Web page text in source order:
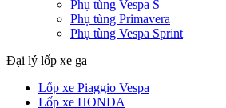
Phụ tùng Vespa S
Phụ tùng Primavera
Phụ tùng Vespa Sprint
Đại lý lốp xe ga
Lốp xe Piaggio Vespa
Lốp xe HONDA